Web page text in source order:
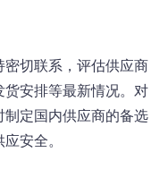
切联系，评估供应商
安排等最新情况。对
定国内供应商的备选
安全。